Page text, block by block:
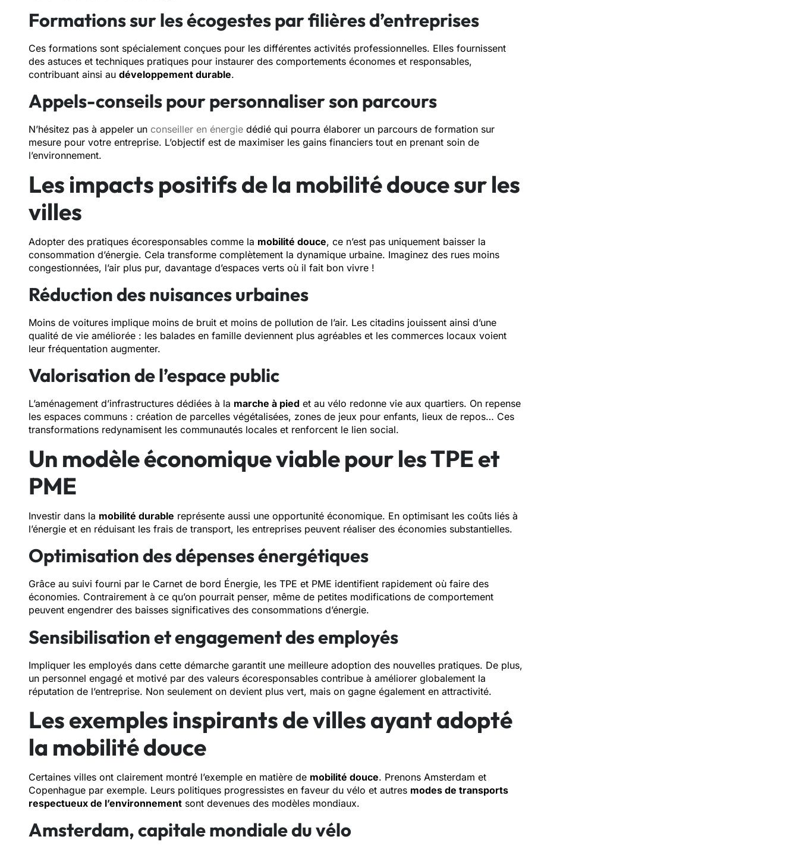
Formations sur les écogestes par filières d’entreprises
Ces formations sont spécialement conçues pour les différentes activités professionnelles. Elles fournissent
des astuces et techniques pratiques pour instaurer des comportements économes et responsables,
contribuant ainsi au développement durable.
Appels-conseils pour personnaliser son parcours
N’hésitez pas à appeler un conseiller en énergie dédié qui pourra élaborer un parcours de formation sur
mesure pour votre entreprise. L’objectif est de maximiser les gains financiers tout en prenant soin de
l’environnement.
Les impacts positifs de la mobilité douce sur les
villes
Adopter des pratiques écoresponsables comme la mobilité douce, ce n’est pas uniquement baisser la
consommation d’énergie. Cela transforme complètement la dynamique urbaine. Imaginez des rues moins
congestionnées, l’air plus pur, davantage d’espaces verts où il fait bon vivre !
Réduction des nuisances urbaines
Moins de voitures implique moins de bruit et moins de pollution de l’air. Les citadins jouissent ainsi d’une
qualité de vie améliorée : les balades en famille deviennent plus agréables et les commerces locaux voient
leur fréquentation augmenter.
Valorisation de l’espace public
L’aménagement d’infrastructures dédiées à la marche à pied et au vélo redonne vie aux quartiers. On repense
les espaces communs : création de parcelles végétalisées, zones de jeux pour enfants, lieux de repos… Ces
transformations redynamisent les communautés locales et renforcent le lien social.
Un modèle économique viable pour les TPE et
PME
Investir dans la mobilité durable représente aussi une opportunité économique. En optimisant les coûts liés à
l’énergie et en réduisant les frais de transport, les entreprises peuvent réaliser des économies substantielles.
Optimisation des dépenses énergétiques
Grâce au suivi fourni par le Carnet de bord Énergie, les TPE et PME identifient rapidement où faire des
économies. Contrairement à ce qu’on pourrait penser, même de petites modifications de comportement
peuvent engendrer des baisses significatives des consommations d’énergie.
Sensibilisation et engagement des employés
Impliquer les employés dans cette démarche garantit une meilleure adoption des nouvelles pratiques. De plus,
un personnel engagé et motivé par des valeurs écoresponsables contribue à améliorer globalement la
réputation de l’entreprise. Non seulement on devient plus vert, mais on gagne également en attractivité.
Les exemples inspirants de villes ayant adopté
la mobilité douce
Certaines villes ont clairement montré l’exemple en matière de mobilité douce. Prenons Amsterdam et
Copenhague par exemple. Leurs politiques progressistes en faveur du vélo et autres modes de transports
respectueux de l’environnement sont devenues des modèles mondiaux.
Amsterdam, capitale mondiale du vélo